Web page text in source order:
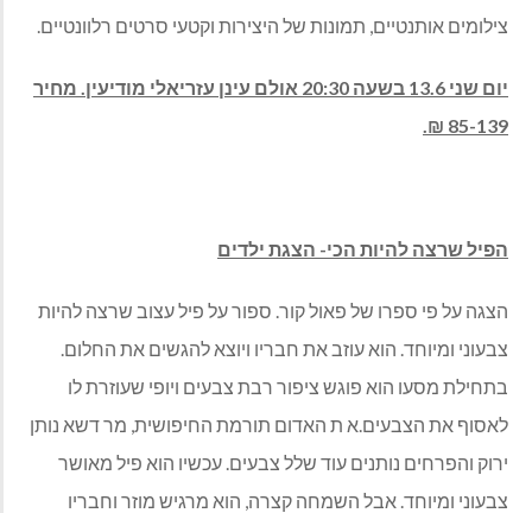
צילומים אותנטיים, תמונות של היצירות וקטעי סרטים רלוונטיים.
יום שני 13.6 בשעה 20:30 אולם עינן עזריאלי מודיעין. מחיר
85-139 ₪.
הפיל שרצה להיות הכי- הצגת ילדים
הצגה על פי ספרו של פאול קור. ספור על פיל עצוב שרצה להיות
צבעוני ומיוחד. הוא עוזב את חבריו ויוצא להגשים את החלום.
בתחילת מסעו הוא פוגש ציפור רבת צבעים ויופי שעוזרת לו
לאסוף את הצבעים.א ת האדום תורמת החיפושית, מר דשא נותן
ירוק והפרחים נותנים עוד שלל צבעים. עכשיו הוא פיל מאושר
צבעוני ומיוחד. אבל השמחה קצרה, הוא מרגיש מוזר וחבריו